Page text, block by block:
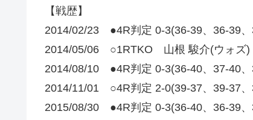
【戦歴】
2014/02/23 ●4R判定 0-3(36-39、36-39
2014/05/06 ○1RTKO 山根 駿介(ウォズ)
2014/08/10 ●4R判定 0-3(36-40、37-40
2014/11/01 ○4R判定 2-0(39-37、39-37
2015/08/30 ●4R判定 0-3(36-40、36-39